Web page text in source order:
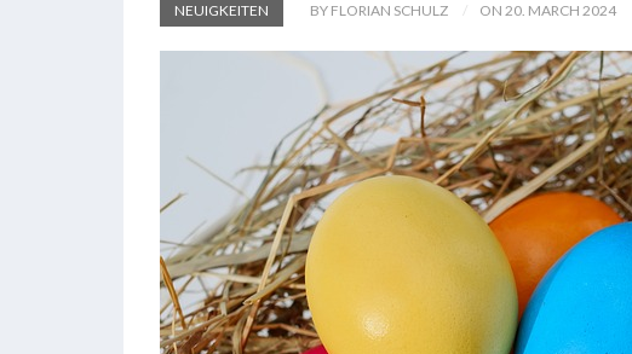
NEUIGKEITEN BY FLORIAN SCHULZ ON 20. MARCH 2024